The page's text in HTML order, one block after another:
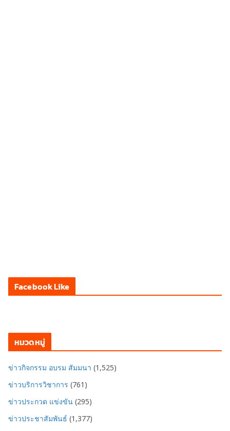
Facebook Like
หมวดหมู่
ข่าวกิจกรรม อบรม สัมมนา (1,525)
ข่าวบริการวิชาการ (761)
ข่าวประกวด แข่งขัน (295)
ข่าวประชาสัมพันธ์ (1,377)